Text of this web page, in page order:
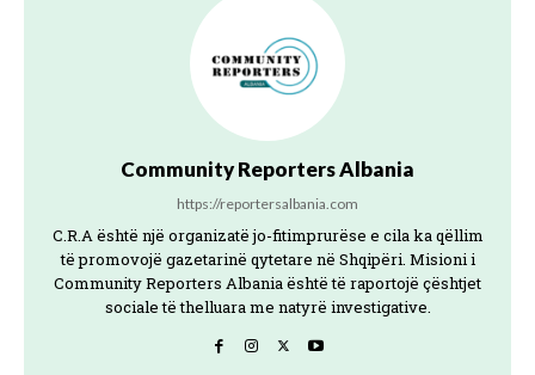
Community Reporters Albania
https://reportersalbania.com
C.R.A është një organizatë jo-fitimprurëse e cila ka qëllim
të promovojë gazetarinë qytetare në Shqipëri. Misioni i
Community Reporters Albania është të raportojë çështjet
sociale të thelluara me natyrë investigative.